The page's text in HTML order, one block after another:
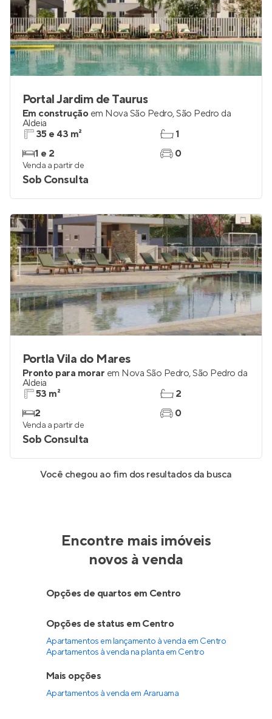
Portal Jardim de Taurus
Em construção em Nova São Pedro,São Pedro da
Aldeia
35 e 43 m²
1 e 2
1
0
Venda a partir de
Sob Consulta
Portla Vila do Mares
Pronto para morar em Nova São Pedro,São Pedro da
Aldeia
53 m²
2
2
0
Venda a partir de
Sob Consulta
Você chegou ao fim dos resultados da busca
Encontre mais imóveis
novos à venda
Opções de quartos em Centro
Opções de status em Centro
Apartamentos em lançamento à venda em Centro
Apartamentos à venda na planta em Centro
Mais opções
Apartamentos à venda em Araruama